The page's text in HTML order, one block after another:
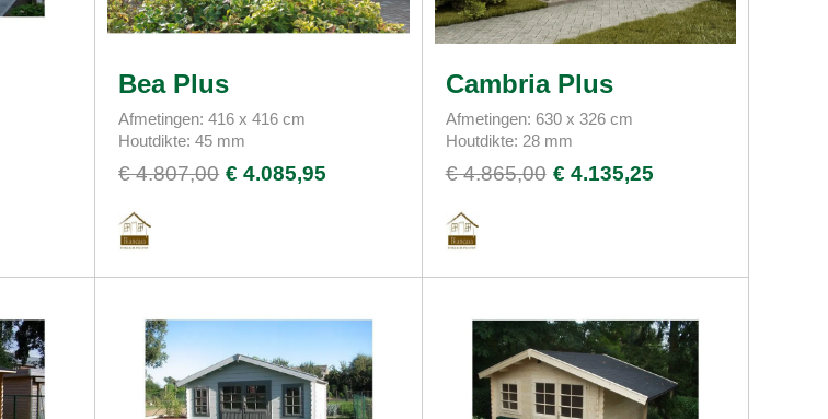
Bea Plus
Afmetingen: 416 x 416 cm
Houtdikte: 45 mm
€ 4.807,00 € 4.085,95
Cambria Plus
Afmetingen: 630 x 326 cm
Houtdikte: 28 mm
€ 4.865,00 € 4.135,25